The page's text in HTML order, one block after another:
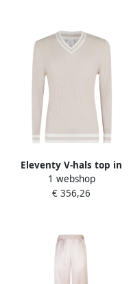
Eleventy V-hals top in
verschillende kleuren Beige
Dames
1 webshop
€ 356,26